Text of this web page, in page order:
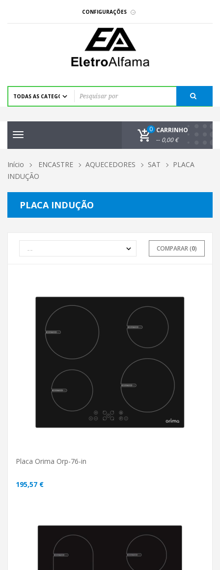
CONFIGURAÇÕES
Toggle
navigation
CARRINHO
0
-- 0,00 €
Início ENCASTRE AQUECEDORES SAT
PLACA
INDUÇÃO
PLACA INDUÇÃO
COMPARAR (0)
ADICIONAR AO CARRINHO
Placa Orima Orp-76-in
195,57 €